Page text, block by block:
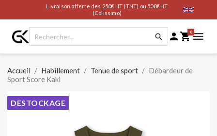
Livraison offerte des 250€ HT (TNT) ou 500€ HT
(Colissimo)
  0
Accueil Habillement Tenue de sport
Débardeur de
Sport Score Kaki
DESTOCKAGE